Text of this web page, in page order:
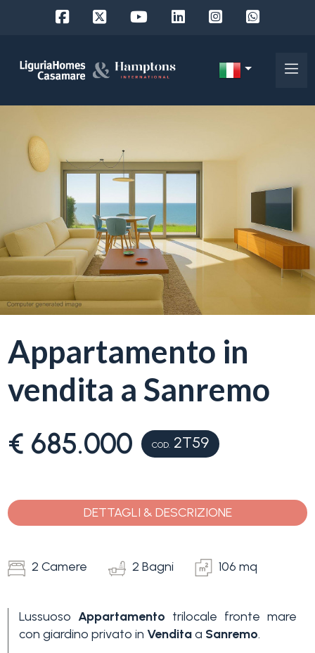
Appartamento in
vendita a Sanremo
€ 685.000 COD. 2T59
DETTAGLI & DESCRIZIONE
2 Camere 2 Bagni 106 mq
LussuosoAppartamento trilocale fronte mare
con giardino privato in Venditaa Sanremo.
Chi
siamo
nostri
La
Liguria
case
( 0)
dove
cercare
Provincia
Comune
Tipologia
-
Qualsiasi
Residenziali